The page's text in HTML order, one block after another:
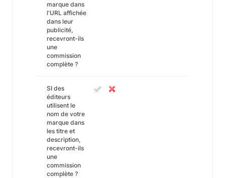
marque dans
l'URL affichée
dans leur
publicité,
recevront-ils
une
commission
complète ?
SI des
éditeurs
utilisent le
nom de votre
marque dans
les titre et
description,
recevront-ils
une
commission
complète ?